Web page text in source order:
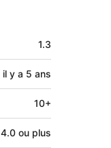
1.3
il y a 5 ans
10+
4.0 ou plus